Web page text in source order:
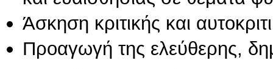
Άσκηση κριτικής και
Προαγωγή της ελεύθερης,